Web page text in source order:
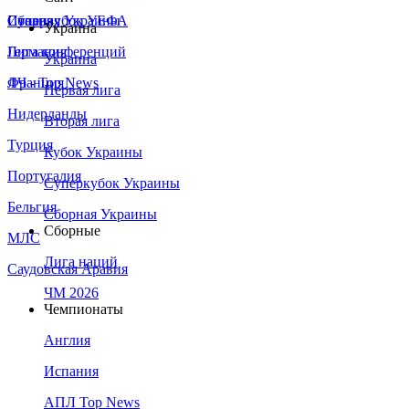
Сборная Украины
Италия
Германия
Франция
Нидерланды
Турция
Португалия
Бельгия
МЛС
Саудовская Аравия
Суперкубок УЕФА
Лига конференций
ЛЧ - Top News
Украина
Украина
Первая лига
Вторая лига
Кубок Украины
Суперкубок Украины
Сборная Украины
Сборные
Лига наций
ЧМ 2026
Чемпионаты
Англия
Испания
АПЛ Top News